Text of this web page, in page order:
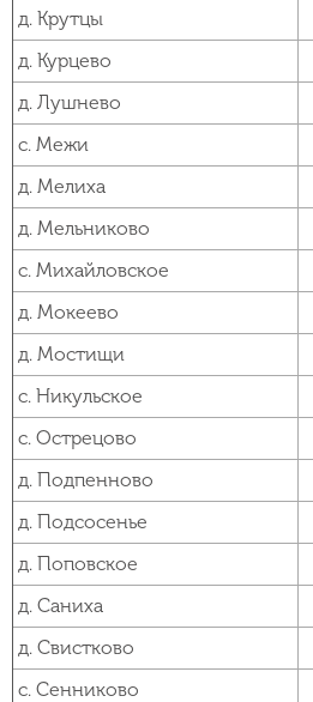
д. Крутцы
д. Курцево
д. Лушнево
с. Межи
д. Мелиха
д. Мельниково
с. Михайловское
д. Мокеево
д. Мостищи
с. Никульское
с. Острецово
д. Подпенново
д. Подсосенье
д. Поповское
д. Саниха
д. Свистково
с. Сенниково